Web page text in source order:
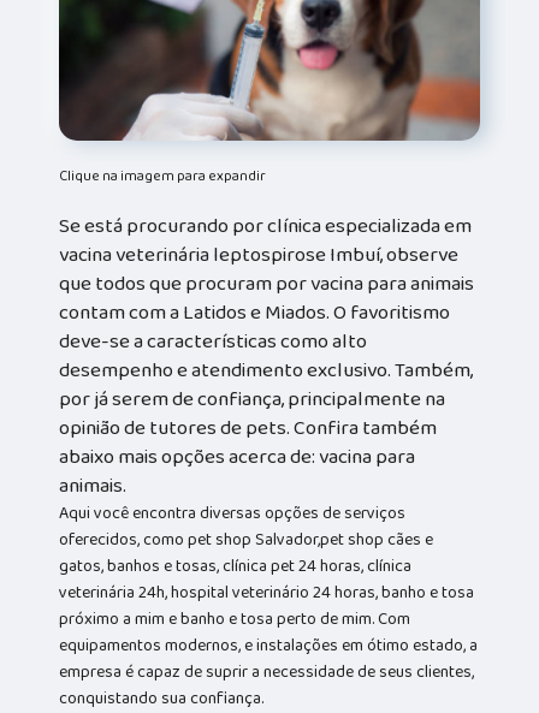
Clique na imagem para expandir
Se está procurando por clínica especializada em
vacina veterinária leptospirose Imbuí, observe
que todos que procuram por vacina para animais
contam com a Latidos e Miados. O favoritismo
deve-se a características como alto
desempenho e atendimento exclusivo. Também,
por já serem de confiança, principalmente na
opinião de tutores de pets. Confira também
abaixo mais opções acerca de: vacina para
animais.
Aqui você encontra diversas opções de serviços
oferecidos, como pet shop Salvador,pet shop cães e
gatos, banhos e tosas, clínica pet 24 horas, clínica
veterinária 24h, hospital veterinário 24 horas, banho e tosa
próximo a mim e banho e tosa perto de mim. Com
equipamentos modernos, e instalações em ótimo estado, a
empresa é capaz de suprir a necessidade de seus clientes,
conquistando sua confiança.